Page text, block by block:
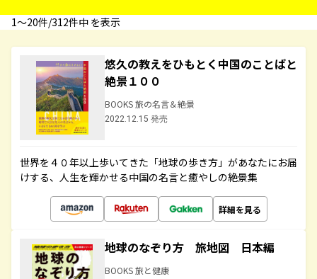
1〜20件/312件中 を表示
悠久の教えをひもとく中国のことばと
絶景１００
BOOKS 旅の名言＆絶景
2022.12.15 発売
世界を４０年以上歩いてきた「地球の歩き方」があなたにお届
けする、人生を輝かせる中国の名言と癒やしの絶景集
詳細を見る
地球のなぞり方 旅地図 日本編
BOOKS 旅と健康